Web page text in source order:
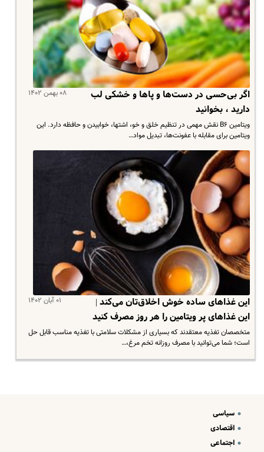
۰۸ بهمن ۱۴۰۲
اگر بی‌حسی در دست‌ها و پاها و خشکی لب
دارید ، بخوانید
ویتامین B۶ نقش مهمی در تنظیم خلق و خو، اشتها، خوابیدن و حافظه دارد. این
ویتامین برای مقابله با عفونت‌ها، تبدیل مواد…
۰۱ آبان ۱۴۰۲
این غذاهای ساده‌ خوش اخلاق‌تان می‌کند |
این غذاهای پر ویتامین را هر روز مصرف کنید
متخصصان تغذیه معتقدند که بسیاری از مشکلات سلامتی با تغذیه مناسب قابل حل
است؛ شما می‌توانید با مصرف روزانه تخم مرغ،…
سیاسی
اقتصادی
اجتماعی